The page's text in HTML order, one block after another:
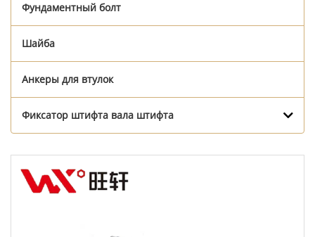
Фундаментный болт
Шайба
Анкеры для втулок
Фиксатор штифта вала штифта